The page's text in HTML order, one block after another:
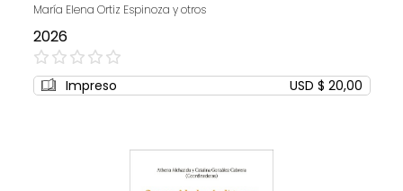
María Elena Ortiz Espinoza y otros
2026
0%
Impreso USD $ 20,00